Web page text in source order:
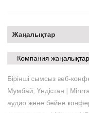
Жаңалықтар
Компания
Бірінші сымсыз веб-
Мумбай, Үндістан |
аудио және бейне